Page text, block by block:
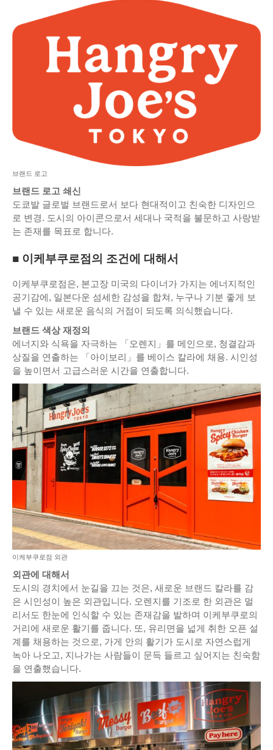
브랜드 로고
브랜드 로고 쇄신
도쿄발 글로벌 브랜드로서 보다 현대적이고 친숙한 디자인으
로 변경. 도시의 아이콘으로서 세대나 국적을 불문하고 사랑받
는 존재를 목표로 합니다.
■ 이케부쿠로점의 조건에 대해서
이케부쿠로점은, 본고장 미국의 다이너가 가지는 에너지적인
공기감에, 일본다운 섬세한 감성을 합쳐, 누구나 기분 좋게 보
낼 수 있는 새로운 음식의 거점이 되도록 의식했습니다.
브랜드 색상 재정의
에너지와 식욕을 자극하는 「오렌지」를 메인으로, 청결감과
상질을 연출하는 「아이보리」를 베이스 칼라에 채용. 시인성
을 높이면서 고급스러운 시간을 연출합니다.
이케부쿠로점 외관
외관에 대해서
도시의 경치에서 눈길을 끄는 것은, 새로운 브랜드 칼라를 감
은 시인성이 높은 외관입니다. 오렌지를 기조로 한 외관은 멀
리서도 한눈에 인식할 수 있는 존재감을 발하며 이케부쿠로의
거리에 새로운 활기를 줍니다. 또, 유리면을 넓게 취한 오픈 설
계를 채용하는 것으로, 가게 안의 활기가 도시로 자연스럽게
녹아 나오고, 지나가는 사람들이 문득 들르고 싶어지는 친숙함
을 연출했습니다.